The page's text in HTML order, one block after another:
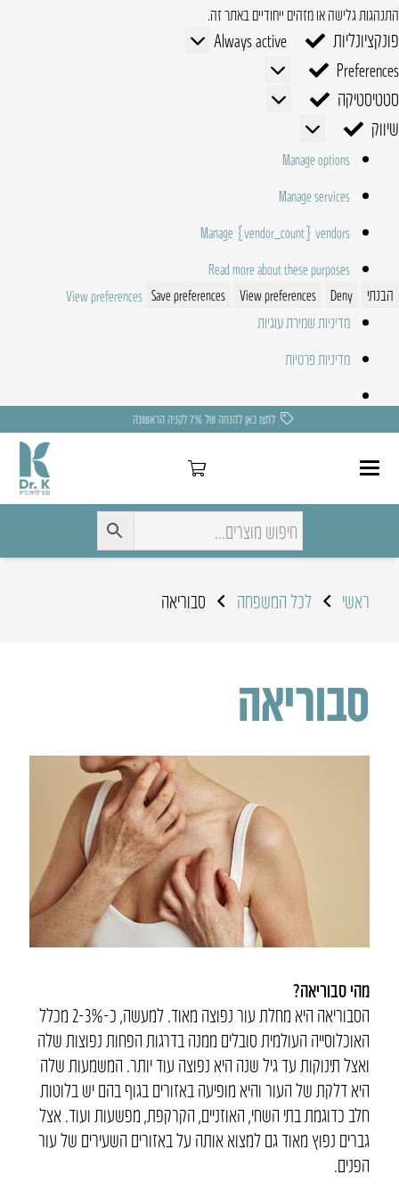
התנהגות גלישה או מזהים ייחודיים באתר זה.
פונקציונליות פונקציונליות
Always active
Preferences
Preferences
סטטיסטיקה
סטטיסטיקה
שיווק
שיווק
Manage options
Manage services
Manage {vendor_count} vendors
Read more about these purposes
הבנתי
Deny
View preferences
Save preferences
View preferences
מדיניות שמירת עוגיות
מדיניות פרטיות
משלוח חינם בקניה מעל 275 ₪
ראשי לכל המשפחה סבוריאה
סבוריאה
מהי סבוריאה?
הסבוריאה היא מחלת עור נפוצה מאוד. למעשה, כ-2-3% מכלל
האוכלוסייה העולמית סובלים ממנה בדרגות הפחות נפוצות שלה
ואצל תינוקות עד גיל שנה היא נפוצה עוד יותר. המשמעות שלה
היא דלקת של העור והיא מופיעה באזורים בגוף בהם יש בלוטות
חלב כדוגמת בתי השחי, האוזניים, הקרקפת, מפשעות ועוד. אצל
גברים נפוץ מאוד גם למצוא אותה על באזורים השעירים של עור
הפנים.